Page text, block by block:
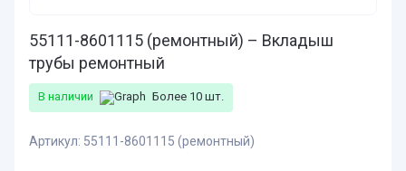
55111-8601115 (ремонтный) – Вкладыш
трубы ремонтный
В наличии Более 10 шт.
Артикул: 55111-8601115 (ремонтный)